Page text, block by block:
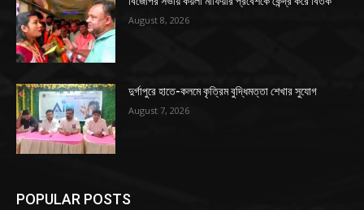
August 8, 2026
দুর্গাপুরে হাতে-কলমে কৃত্রিম বুদ্ধিমত্তা শেখার সুযোগ
August 7, 2026
POPULAR POSTS